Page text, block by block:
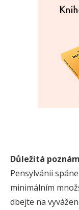
Důležitá
Pensylvánii
minimálním
dbejte na